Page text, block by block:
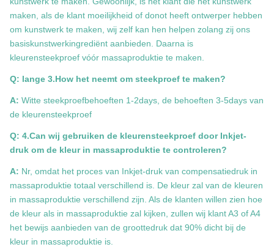
maken, als de klant moeilijkheid of donot heeft ontwerper hebben
om kunstwerk te maken, wij zelf kan hen helpen zolang zij ons
basiskunstwerkingrediënt aanbieden. Daarna is
kleurensteekproef vóór massaproduktie te maken.
Q: lange 3.How het neemt om steekproef te maken?
A: Witte steekproefbehoeften 1-2days, de behoeften 3-5days van
de kleurensteekproef
Q: 4.Can wij gebruiken de kleurensteekproef door Inkjet-
druk om de kleur in massaproduktie te controleren?
A: Nr, omdat het proces van Inkjet-druk van compensatiedruk in
massaproduktie totaal verschillend is. De kleur zal van de kleuren
in massaproduktie verschillend zijn. Als de klanten willen zien hoe
de kleur als in massaproduktie zal kijken, zullen wij klant A3 of A4
het bewijs aanbieden van de groottedruk dat 90% dicht bij de
kleur in massaproduktie is.